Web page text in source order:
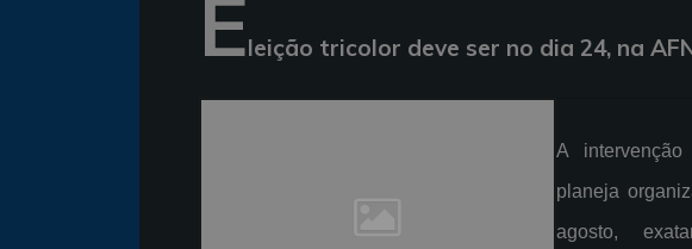
Eleição tricolor deve ser no dia 24, na
A
planeja
agosto,